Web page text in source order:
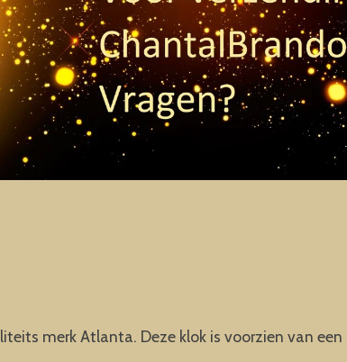
merk Atlanta. Deze klok is voorzien van